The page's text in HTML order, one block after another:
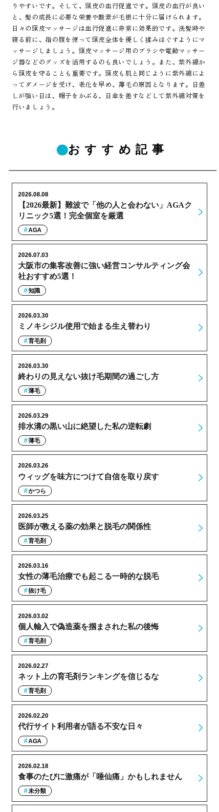
りやすいです。そして、頭皮の血行促進です。頭皮の血行が良い
と、髪の成長に必要な栄養や酸素が毛根に十分に届けられます。
日々の頭皮マッサージは血行促進に非常に効果的です。洗髪時や
寝る前に、指の腹を使って頭皮全体を優しく揉みほぐすようにマ
ッサージしましょう。頭皮マッサージ用のブラシや電動マッサー
ジ器などのグッズを活用するのも良いでしょう。また、紫外線か
ら頭皮を守ることも重要です。頭皮も肌と同じように紫外線によ
ってダメージを受け、老化を早め、薄毛の原因となります。日差
しが強い日は、帽子をかぶる、日傘を差すなどして紫外線対策を
行いましょう。
おすすめ記事
【2026最新】難波で「他の人と会わない」AGAク
リニック5選！完全個室を厳選
2026.08.08
AGA
大阪市の集客改善に強い経営コンサルティング会
社おすすめ5選！
2026.07.03
知識
ミノキシジル使用で始まる生え替わり
2026.03.30
育毛剤
終わりの見えない抜け毛期間の過ごし方
2026.03.30
薄毛
排水溝の黒い山に絶望した私の逆転劇
2026.03.29
薄毛
ウィッグを味方につけて自信を取り戻す
2026.03.26
かつら
医師が教える薬の効果と脱毛の関係性
2026.03.25
育毛剤
女性の薄毛治療でも起こる一時的な脱毛
2026.03.16
抜け毛
個人輸入で偽造薬を掴まされた私の後悔
2026.03.02
育毛剤
ネット上の育毛剤ランキングを信じるな
2026.02.27
育毛剤
代行サイト利用者が語る不安な日々
2026.02.20
AGA
食事のたびに激痛が「唾仙痛」かもしれません
2026.02.18
未分類